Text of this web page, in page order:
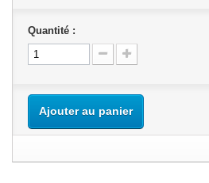
Quantité :
Ajouter au panier